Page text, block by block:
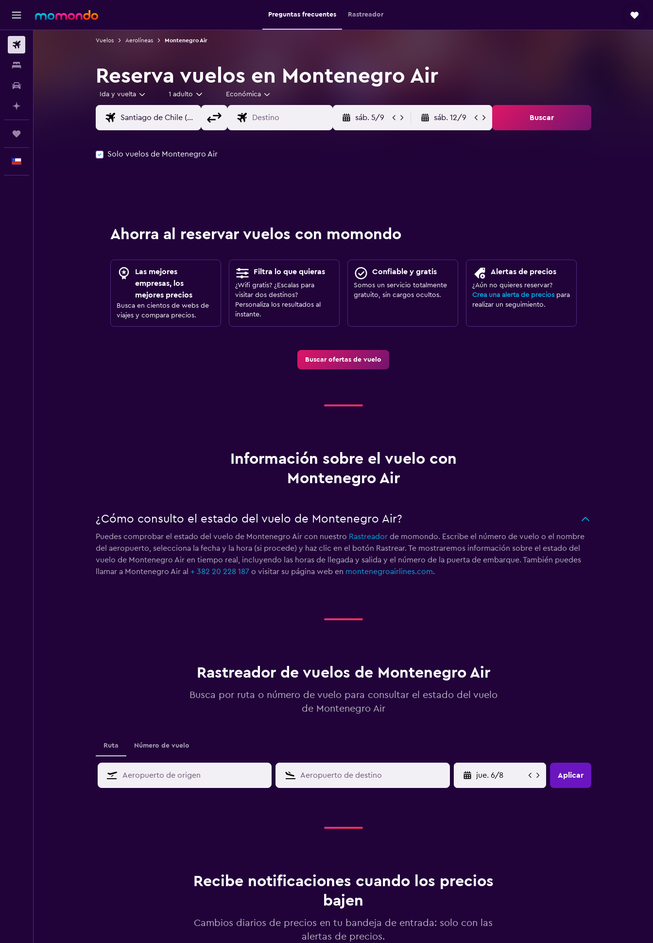
Preguntas frecuentes Rastreador
Vuelos Aerolíneas Montenegro Air
Reserva vuelos en Montenegro Air
Ida y vuelta 1 adulto Económica
sáb. 5/9 sáb. 12/9 Buscar
Solo vuelos de Montenegro Air
Ahorra al reservar vuelos con momondo
Las mejores
empresas, los
mejores precios
Busca en cientos de webs de
viajes y compara precios.
Filtra lo que quieras
¿Wifi gratis? ¿Escalas para
visitar dos destinos?
Personaliza los resultados al
instante.
Confiable y gratis
Somos un servicio totalmente
gratuito, sin cargos ocultos.
Alertas de precios
¿Aún no quieres reservar?
Crea una alerta de preciospara
realizar un seguimiento.
Buscar ofertas de vuelo
Información sobre el vuelo con
Montenegro Air
¿Cómo consulto el estado del vuelo de Montenegro Air?
Puedes comprobar el estado del vuelo de Montenegro Air con nuestro Rastreadorde momondo. Escribe el número de vuelo o el nombre
del aeropuerto, selecciona la fecha y la hora (si procede) y haz clic en el botón Rastrear. Te mostraremos información sobre el estado del
vuelo de Montenegro Air en tiempo real, incluyendo las horas de llegada y salida y el número de la puerta de embarque. También puedes
llamar a Montenegro Air al + 382 20 228 187o visitar su página web en montenegroairlines.com.
Rastreador de vuelos de Montenegro Air
Busca por ruta o número de vuelo para consultar el estado del vuelo
de Montenegro Air
Ruta Número de vuelo
Aplicar
Recibe notificaciones cuando los precios
bajen
Cambios diarios de precios en tu bandeja de entrada: solo con las
alertas de precios.